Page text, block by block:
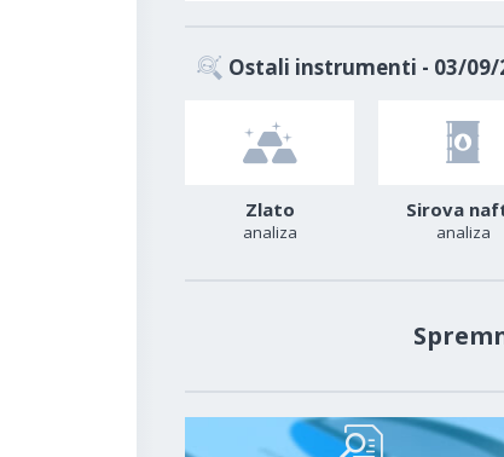
Ostali instrumenti - 03/09/
Zlato
analiza
Sirova
analiza